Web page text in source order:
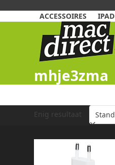
ACCESSOIRES
IPAD
mhje3zma
Enig resultaat